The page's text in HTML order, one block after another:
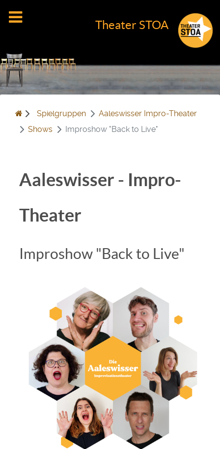
Theater STOA
Spielgruppen
Aaleswisser Impro-Theater
Shows
Improshow "Back to Live"
Aaleswisser - Impro-
Theater
Improshow "Back to Live"